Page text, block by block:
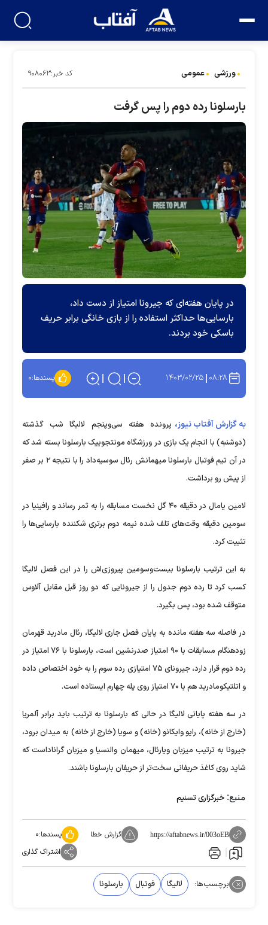
ورزشی عمومی کد خبر:۹۰۸۰۶۳
بارسلونا رده دوم را پس گرفت
در پایان هفته‌ای که جیرونا امتیاز از دست داد،
بارسایی‌ها حداکثر استفاده را از بازی خانگی برابر حریف
باسکی خود بردند.
۰۸:۲۸ ۱۴۰۳/۰۲/۲۵ پسندها:۰
به گزارش آفتاب نیوز، پرونده هفته سی‌و‌پنجم لالیگا شب گذشته
(دوشنبه) با انجام یک بازی در ورزشگاه مونتجوییک بارسلونا بسته شد که
در آن تیم فوتبال بارسلونا میهمانش رئال سوسیه‌داد را با نتیجه ۲ بر صفر
از پیش رو برداشت.
لامین یامال در دقیقه ۴۰ گل نخست مسابقه را به ثمر رساند و رافینیا در
سومین دقیقه وقت‌های تلف شده نیمه دوم برتری شکننده بارسایی‌ها را
تثبیت کرد.
به این ترتیب بارسلونا بیست‌و‌سومین پیروزی‌اش را در این فصل لالیگا
کسب کرد تا رده دوم جدول را از جیرونایی که دو روز قبل مقابل آلاوس
متوقف شده بود، پس بگیرد.
در فاصله سه هفته مانده به پایان فصل جاری لالیگا، رئال مادرید قهرمان
زودهنگام مسابقات با ۹۰ امتیاز صدرنشین است، بارسلونا با ۷۶ امتیاز در
رده دوم قرار دارد، جیرونای ۷۵ امتیازی رده سوم را به خود اختصاص داده
و اتلتیکومادرید هم با ۷۰ امتیاز روی پله چهارم ایستاده است.
در سه هفته پایانی لالیگا در حالی که بارسلونا به ترتیب باید برابر آلمریا
(خارج از خانه)، رایو وایکانو (خانه) و سویا (خارج از خانه) به میدان برود،
جیرونا به ترتیب میزبان ویارئال، میهمان والنسیا و میزبان گراناداست که
شاید روی کاغذ حریفانی سخت‌تر از حریفان بارسلونا باشند.
منبع: خبرگزاری تسنیم
https://aftabnews.ir/003oEB گزارش خطا پسندها:۰
اشتراک گذاری
برچسب‌ها: لالیگا فوتبال بارسلونا